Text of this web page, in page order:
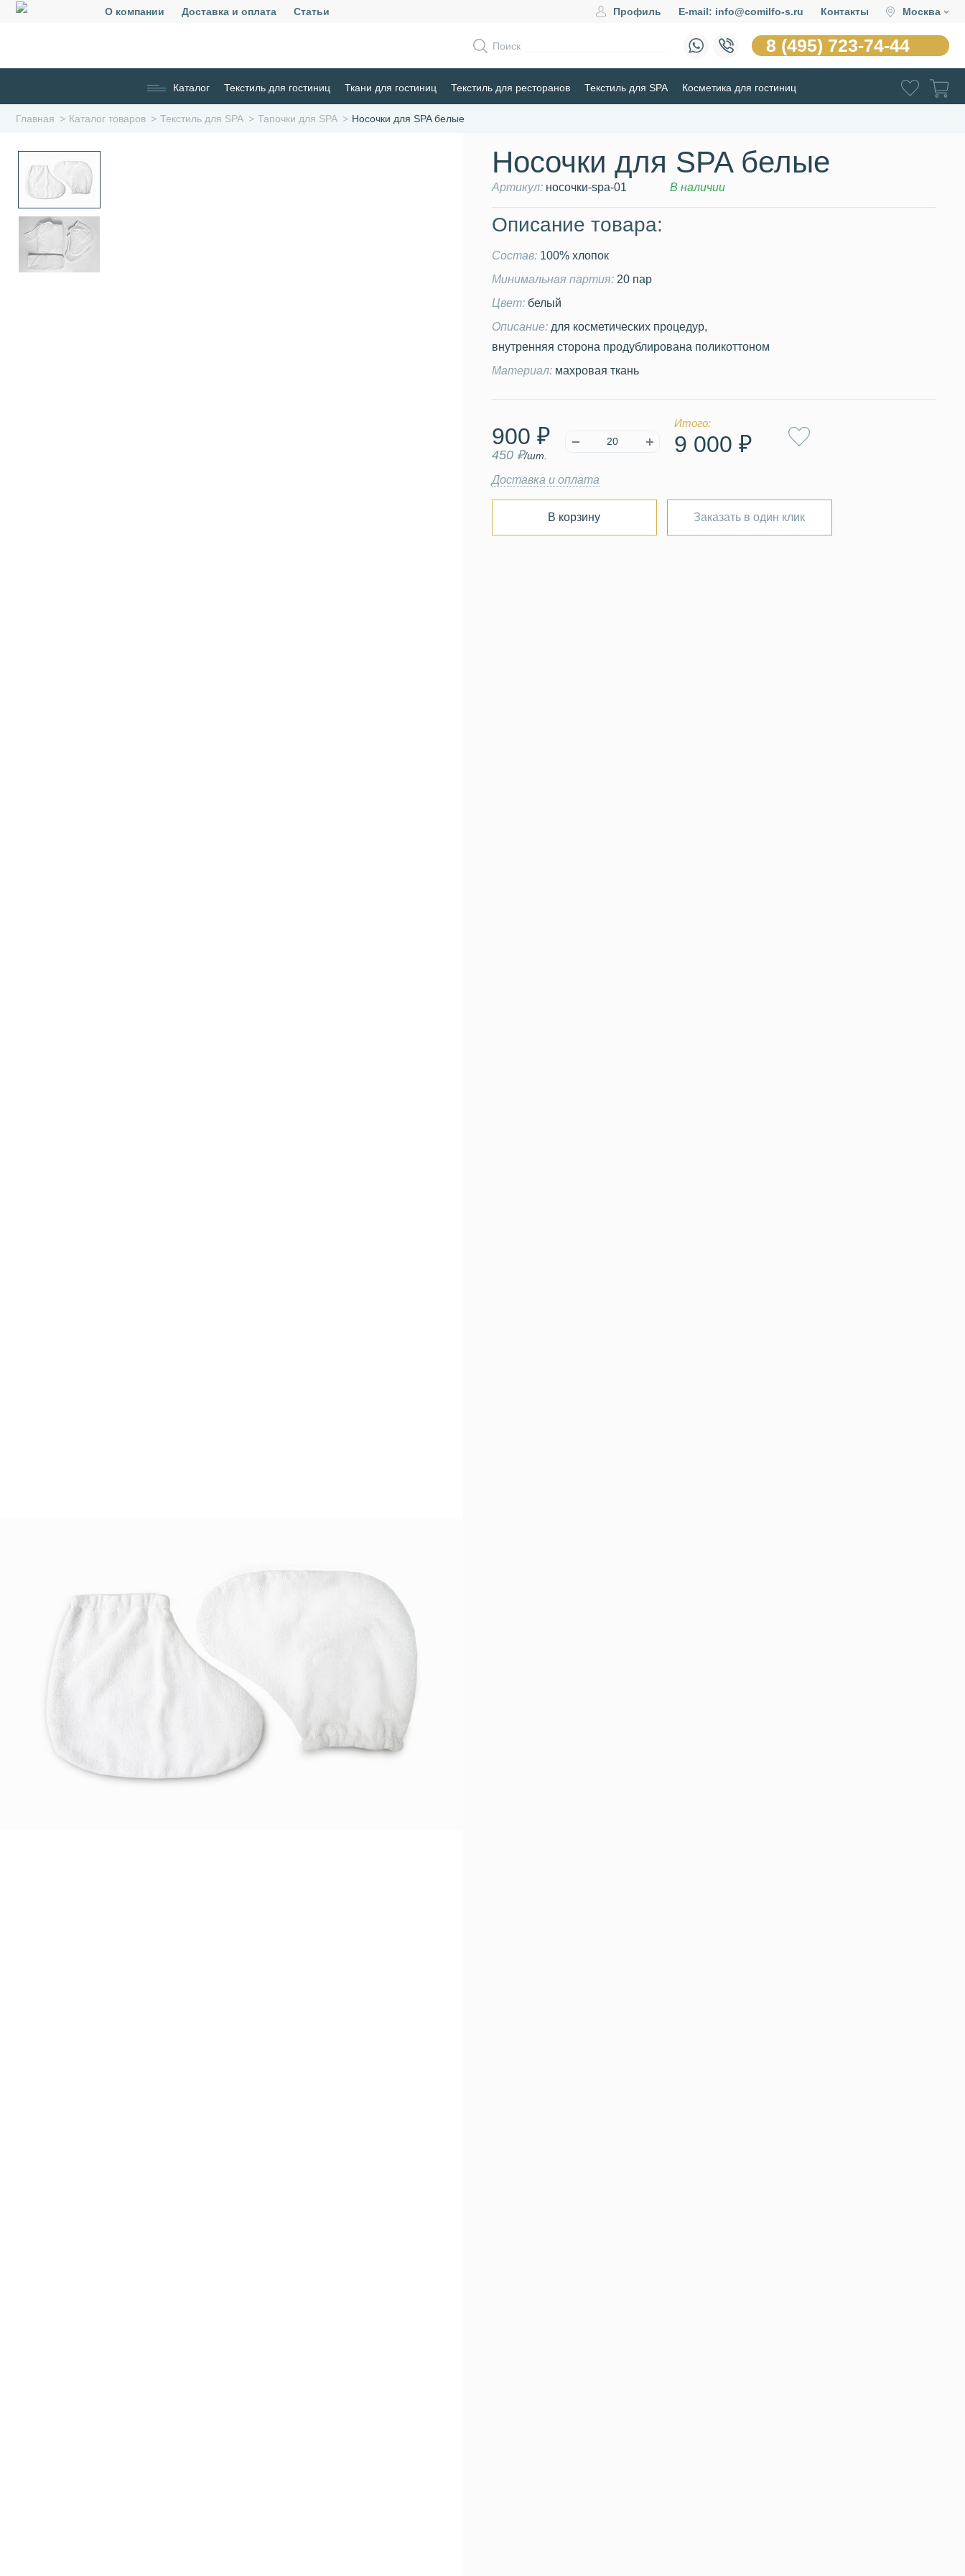
О компании Доставка и оплата Статьи Профиль E-mail: info@comilfo-s.ru Контакты Москва
Поиск 8 (495) 723-74-44
Каталог Текстиль для гостиниц Ткани для гостиниц Текстиль для ресторанов Текстиль для SPA Косметика для гостиниц
Главная Каталог товаров Текстиль для SPA Тапочки для SPA Носочки для SPA белые
Носочки для SPA белые
Артикул: носочки-spa-01 В наличии
Описание товара:
Состав: 100% хлопок
Минимальная партия: 20 пар
Цвет: белый
Описание: для косметических процедур,
внутренняя сторона продублирована поликоттоном
Материал: махровая ткань
900 ₽
450 ₽/шт.
Итого:
9 000 ₽
Доставка и оплата
В корзину Заказать в один клик